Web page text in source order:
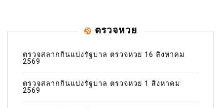
ตรวจหวย
ตรวจสลากกินแบ่งรัฐบาล ตรวจหวย 16 สิงหาคม
2569
ตรวจสลากกินแบ่งรัฐบาล ตรวจหวย 1 สิงหาคม
2569